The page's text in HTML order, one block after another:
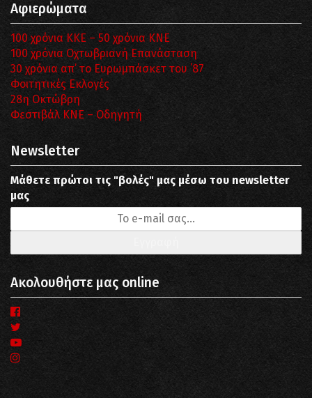
Αφιερώματα
100 χρόνια ΚΚΕ – 50 χρόνια ΚΝΕ
100 χρόνια Οχτωβριανή Επανάσταση
30 χρόνια απ’ το Ευρωμπάσκετ του ΄87
Φοιτητικές Εκλογές
28η Οκτώβρη
Φεστιβάλ ΚΝΕ – Οδηγητή
Newsletter
Μάθετε πρώτοι τις "βολές" μας μέσω του newsletter
μας
Ακολουθήστε μας online